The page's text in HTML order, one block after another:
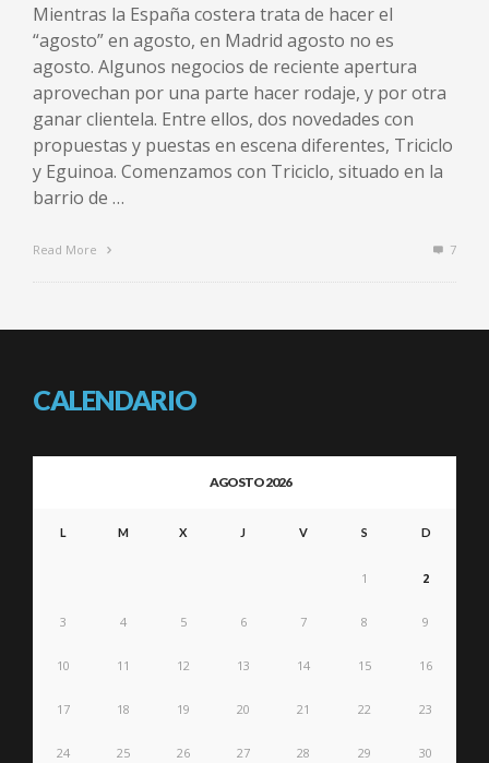
Mientras la España costera trata de hacer el
“agosto” en agosto, en Madrid agosto no es
agosto. Algunos negocios de reciente apertura
aprovechan por una parte hacer rodaje, y por otra
ganar clientela. Entre ellos, dos novedades con
propuestas y puestas en escena diferentes, Triciclo
y Eguinoa. Comenzamos con Triciclo, situado en la
barrio de …
Read More 7
CALENDARIO
AGOSTO 2026
L M X J V S D
1 2
3 4 5 6 7 8 9
10 11 12 13 14 15 16
17 18 19 20 21 22 23
24 25 26 27 28 29 30